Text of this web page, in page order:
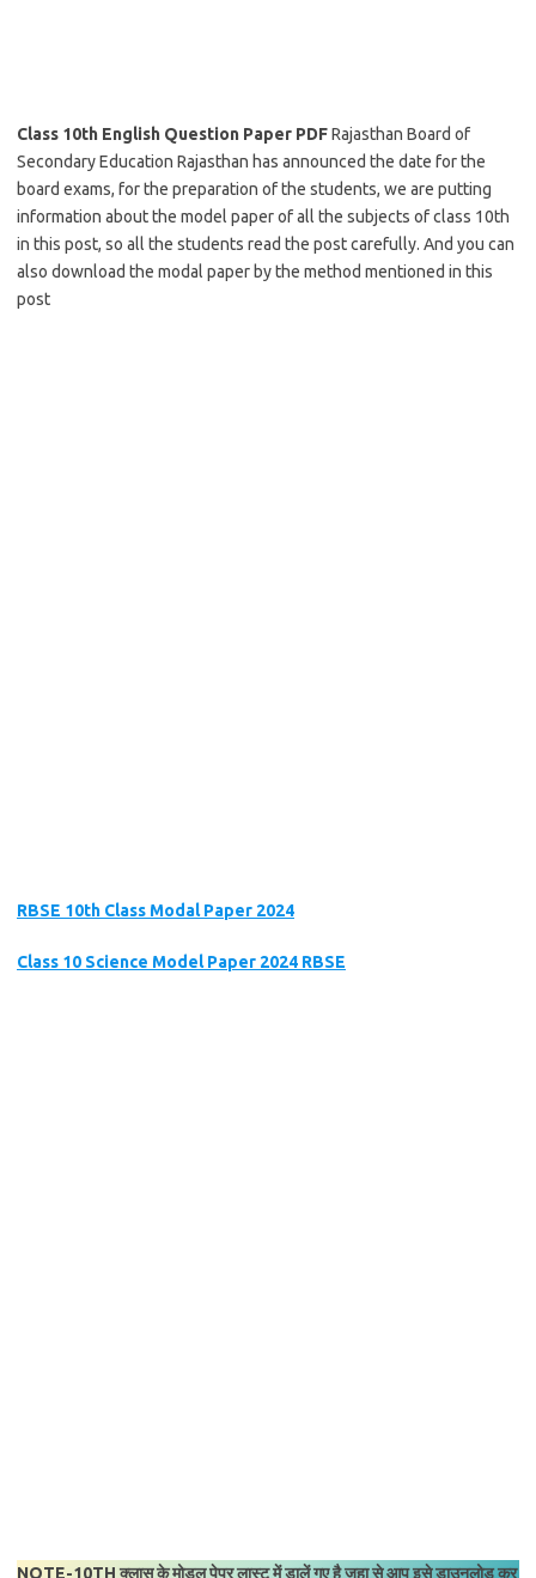
Class 10th English Question Paper PDFRajasthan Board of
Secondary Education Rajasthan has announced the date for the
board exams, for the preparation of the students, we are putting
information about the model paper of all the subjects of class 10th
in this post, so all the students read the post carefully. And you can
also download the modal paper by the method mentioned in this
post
RBSE 10th Class Modal Paper 2024
Class 10 Science Model Paper 2024 RBSE
NOTE-10TH क्लास के मोडल पेपर लास्ट में डालें गए है जहा से आप इसे डाउनलोड कर